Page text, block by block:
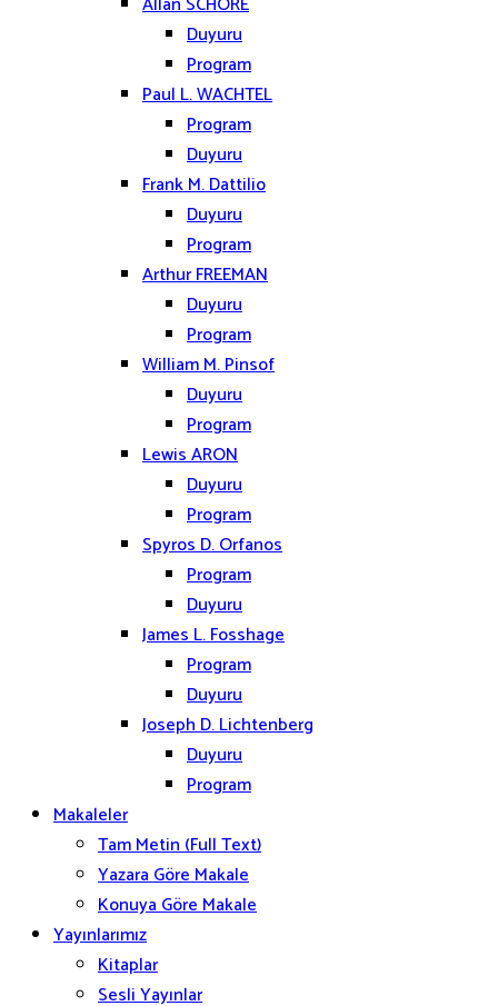
Duyuru
Program
Paul L. WACHTEL
Program
Duyuru
Frank M. Dattilio
Duyuru
Program
Arthur FREEMAN
Duyuru
Program
William M. Pinsof
Duyuru
Program
Lewis ARON
Duyuru
Program
Spyros D. Orfanos
Program
Duyuru
James L. Fosshage
Program
Duyuru
Joseph D. Lichtenberg
Duyuru
Program
Makaleler
Tam Metin (Full Text)
Yazara Göre Makale
Konuya Göre Makale
Yayınlarımız
Kitaplar
Sesli Yayınlar